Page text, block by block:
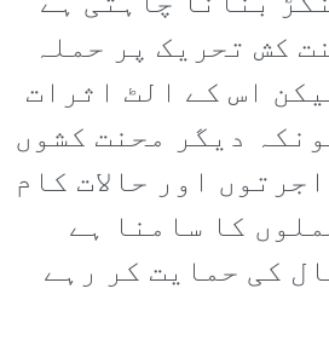
کش تحریک پر حملہ
اس کے الٹ اثرات
دیگر محنت کشوں
اور حالات کام
کا سامنا ہے
کی حمایت کر رہے